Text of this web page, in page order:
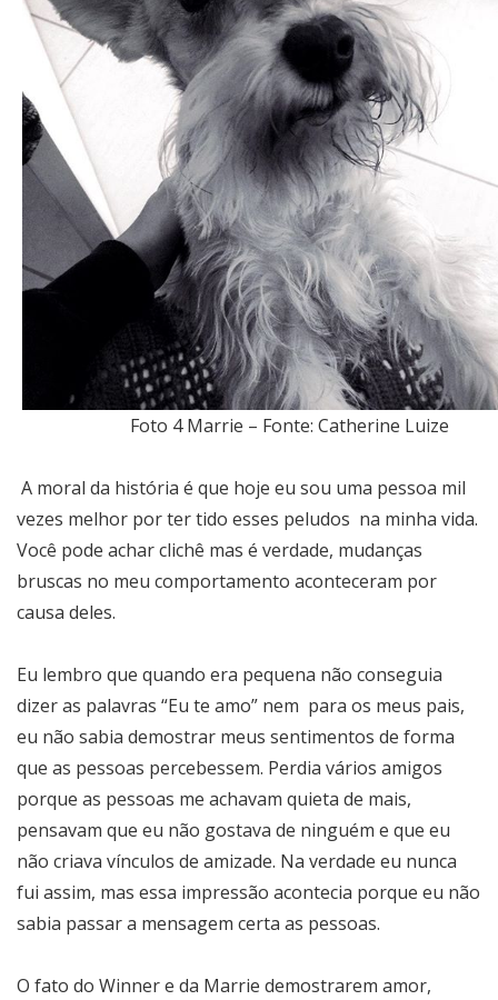
Foto 4 Marrie – Fonte: Catherine Luize
A moral da história é que hoje eu sou uma pessoa mil
vezes melhor por ter tido esses peludos na minha vida.
Você pode achar clichê mas é verdade, mudanças
bruscas no meu comportamento aconteceram por
causa deles.
Eu lembro que quando era pequena não conseguia
dizer as palavras “Eu te amo” nem para os meus pais,
eu não sabia demostrar meus sentimentos de forma
que as pessoas percebessem. Perdia vários amigos
porque as pessoas me achavam quieta de mais,
pensavam que eu não gostava de ninguém e que eu
não criava vínculos de amizade. Na verdade eu nunca
fui assim, mas essa impressão acontecia porque eu não
sabia passar a mensagem certa as pessoas.
O fato do Winner e da Marrie demostrarem amor,